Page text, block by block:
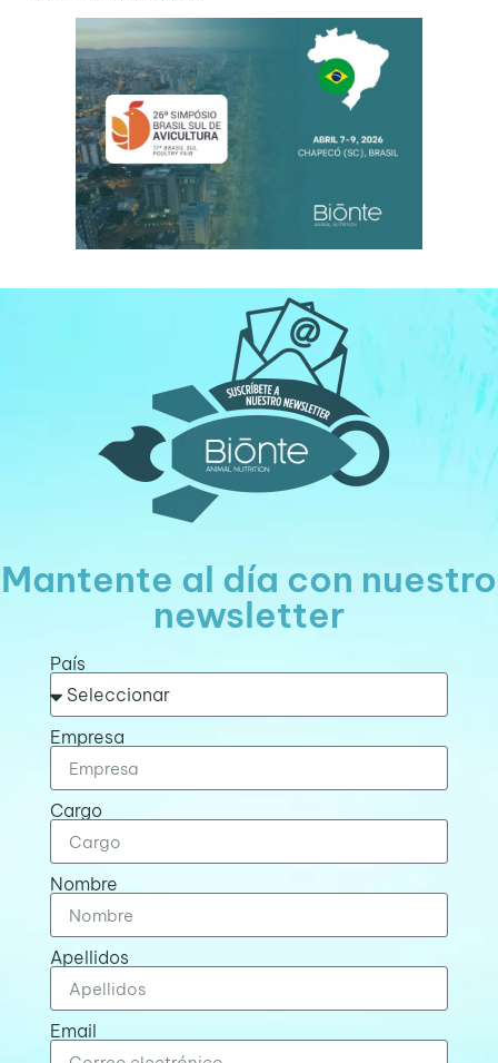
Mantente al día con nuestro
newsletter
País
Empresa
Cargo
Nombre
Apellidos
Email